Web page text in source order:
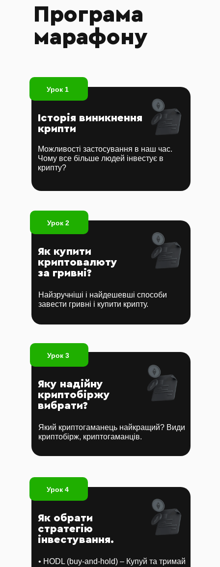
Історія виникнення
крипти
Урок 1
Можливості застосування в наш час.
Чому все більше людей інвестує в
крипту?
Програма
марафону
Як купити
криптовалюту
за гривні?
Урок 2
Найзручніші і найдешевші способи
завести гривні і купити крипту.
Яку надійну
криптобіржу
вибрати?
Урок 3
Який криптогаманець найкращий? Види
криптобірж, криптогаманців.
Як обрати
стратегію
інвестування.
Урок 4
• HODL (buy-and-hold) – Купуй та тримай